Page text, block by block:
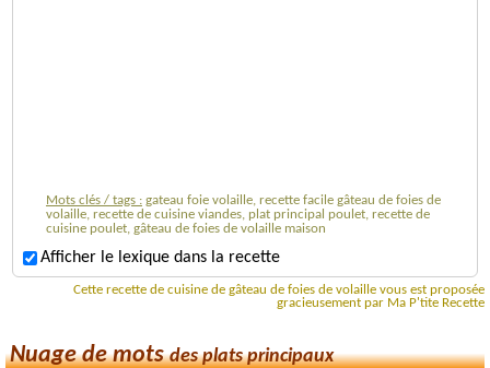
Mots clés / tags : gateau foie volaille, recette facile gâteau de foies de
volaille, recette de cuisine viandes, plat principal poulet, recette de
cuisine poulet, gâteau de foies de volaille maison
Afficher le lexique dans la recette
Cette recette de cuisine de gâteau de foies de volaille vous est proposée
gracieusement par Ma P'tite Recette
Nuage de motsdes plats principaux